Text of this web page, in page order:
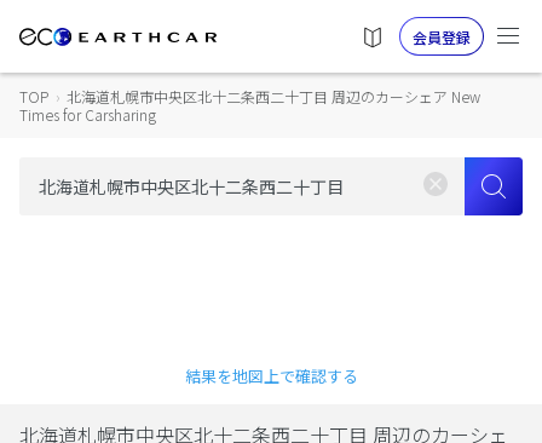
会員登録
TOP › 北海道札幌市中央区北十二条西二十丁目 周辺のカーシェア New
Times for Carsharing
結果を地図上で確認する
北海道札幌市中央区北十二条西二十丁目 周辺のカーシェ